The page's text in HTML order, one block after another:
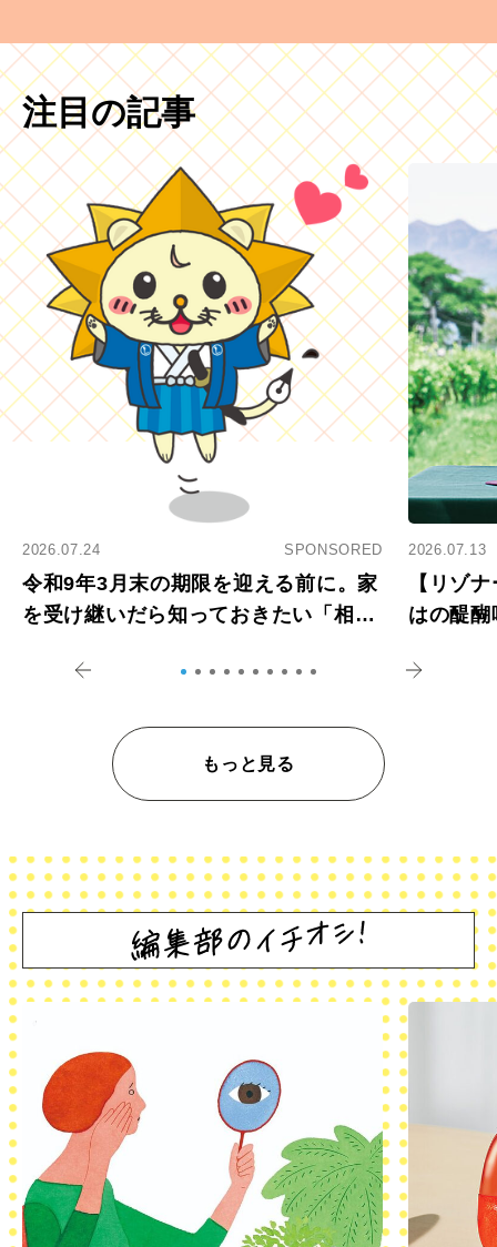
注目の記事
2026.07.24 SPONSORED
令和9年3月末の期限を迎える前に。家
を受け継いだら知っておきたい「相続
2026.07.13
【リゾ
はの醍
もっと見る